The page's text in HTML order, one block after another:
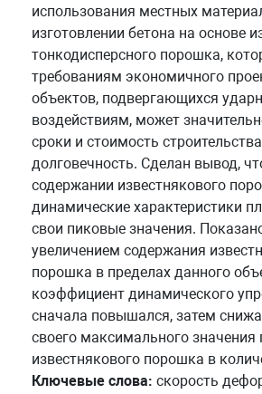
использования местных
изготовлении бетона на основе
тонкодисперсного порошка,
требованиям экономичного
объектов, подвергающихся
воздействиям, может
сроки и стоимость
долговечность. Сделан вывод,
содержании известнякового
динамические характеристики
свои пиковые значения.
увеличением содержания
порошка в пределах данного
коэффициент динамического
сначала повышался, затем
своего максимального значения
известнякового порошка в
Ключевые слова: скорость